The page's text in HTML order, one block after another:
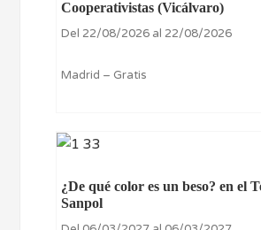
Cooperativistas (Vicálvaro)
Del 22/08/2026 al 22/08/2026
Madrid – Gratis
¿De qué color es un beso? en el
Sanpol